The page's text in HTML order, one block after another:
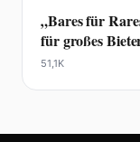
„Bares für
für großes
51,1K